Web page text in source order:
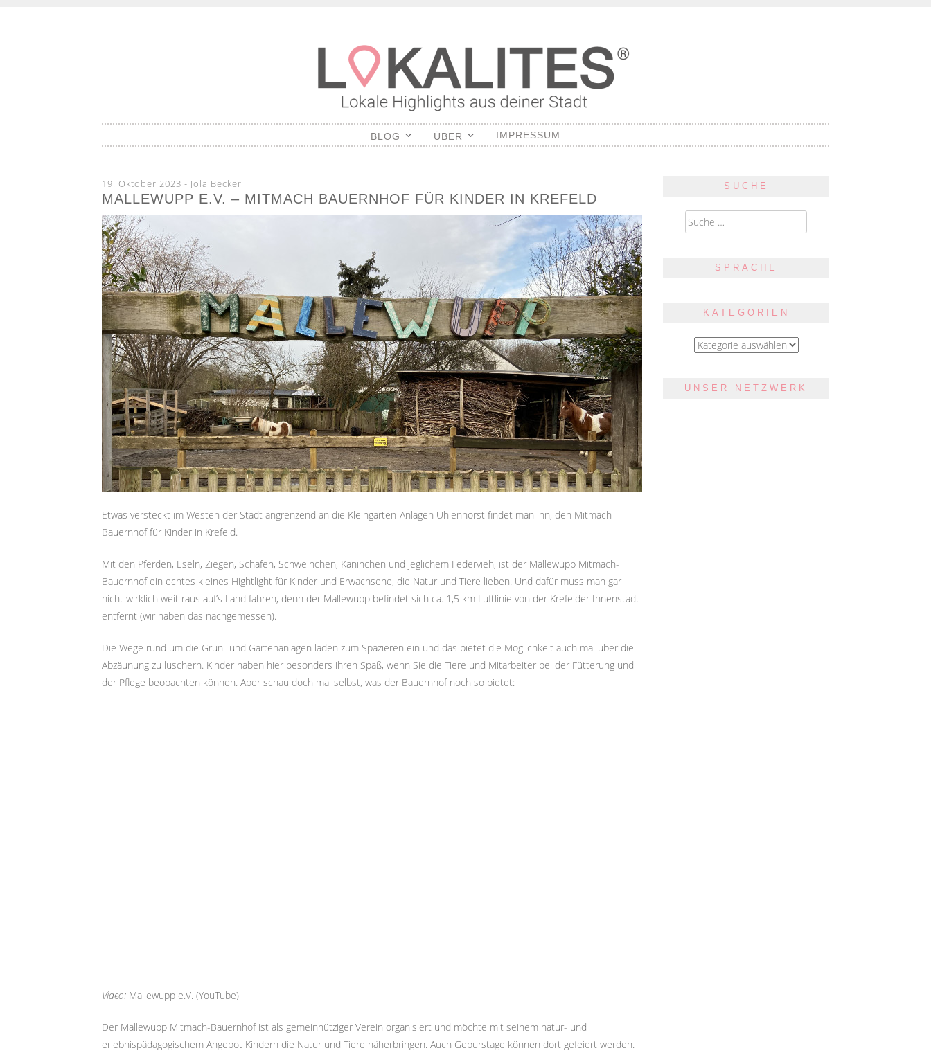
LOKALITES
TO
BLOG ÜBER IMPRESSUM
19. Oktober 2023 - Jola Becker
MALLEWUPP E.V. – MITMACH BAUERNHOF FÜR KINDER IN KREFELD
Etwas versteckt im Westen der Stadt angrenzend an die Kleingarten-Anlagen Uhlenhorst findet man ihn, den Mitmach-
Bauernhof für Kinder in Krefeld.
Mit den Pferden, Eseln, Ziegen, Schafen, Schweinchen, Kaninchen und jeglichem Federvieh, ist der Mallewupp Mitmach-
Bauernhof ein echtes kleines Hightlight für Kinder und Erwachsene, die Natur und Tiere lieben. Und dafür muss man gar
nicht wirklich weit raus auf’s Land fahren, denn der Mallewupp befindet sich ca. 1,5 km Luftlinie von der Krefelder Innenstadt
entfernt (wir haben das nachgemessen).
Die Wege rund um die Grün- und Gartenanlagen laden zum Spazieren ein und das bietet die Möglichkeit auch mal über die
Abzäunung zu luschern. Kinder haben hier besonders ihren Spaß, wenn Sie die Tiere und Mitarbeiter bei der Fütterung und
der Pflege beobachten können. Aber schau doch mal selbst, was der Bauernhof noch so bietet:
Video: Mallewupp e.V. (YouTube)
Der Mallewupp Mitmach-Bauernhof ist als gemeinnütziger Verein organisiert und möchte mit seinem natur- und
erlebnispädagogischem Angebot Kindern die Natur und Tiere näherbringen. Auch Geburstage können dort gefeiert werden.
SUCHE
Suche
nach:
SPRACHE
KATEGORIEN
Kategorien
UNSER NETZWERK